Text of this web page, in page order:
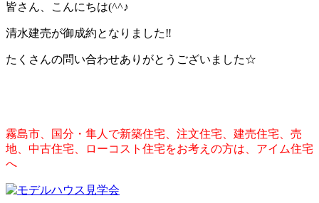
皆さん、こんにちは(^^♪
清水建売が御成約となりました‼
たくさんの問い合わせありがとうございました☆
霧島市、国分・隼人で新築住宅、注文住宅、建売住宅、売
地、中古住宅、ローコスト住宅をお考えの方は、アイム住宅
へ